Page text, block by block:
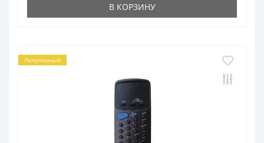
В КОРЗИНУ
Популярный